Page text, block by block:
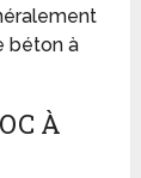
béton à
À